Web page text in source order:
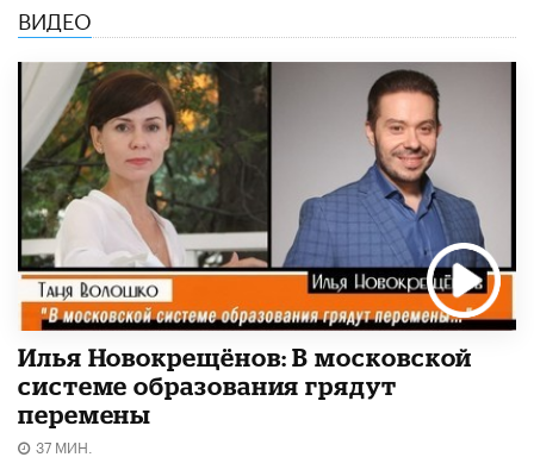
ВИДЕО
Илья Новокрещёнов: В московской
системе образования грядут
перемены
37 МИН.